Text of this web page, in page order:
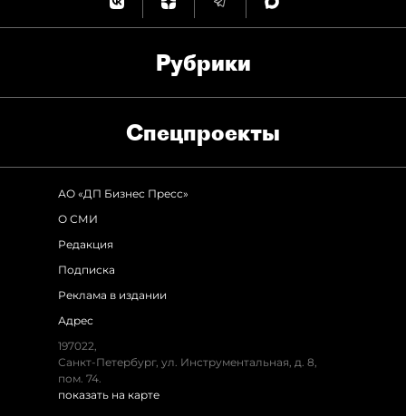
Рубрики
Спец­проекты
АО «ДП Бизнес Пресс»
О СМИ
Редакция
Подписка
Реклама в издании
Адрес
197022,
Санкт-Петербург, ул. Инструментальная, д. 8,
пом. 74.
показать на карте